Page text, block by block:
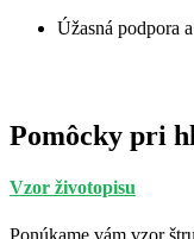
Úžasná podpora
Pomôcky pri
Vzor životopisu
Ponúkame vám vzor